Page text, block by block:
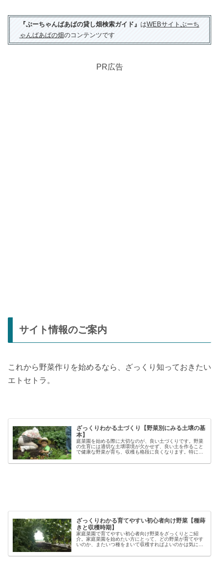
『ぶーちゃんばあばの貸し畑検索ガイド』 はWEBサイトぶーち
ゃんばあばの畑のコンテンツです
PR広告
サイト情報のご案内
これから野菜作りを始めるなら、ざっくり知っておきたい
エトセトラ。
ざっくりわかる土づくり【野菜別にみる土壌の基
本】
庭菜園を始める際に大切なのが、良い土づくりです。野菜
の生育には適切な土壌環境が欠かせず、良い土を作ること
で健康な野菜が育ち、収穫も格段に良くなります。特に初
家庭菜園で失敗しないコツと言える...
ざっくりわかる育てやすい初心者向け野菜【種蒔
きと収穫時期】
家庭菜園で育てやすい初心者向け野菜をざっくりとご紹
介。家庭菜園を始めたい方にとって、どの野菜が育てやす
いのか、またいつ種をまいて収穫すればよいのかは気にな
類でも「早生」「中生」「晩生」など...